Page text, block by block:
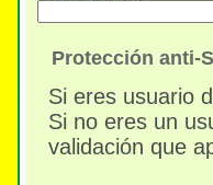
Protección anti-
Si eres usuario
Si no eres un
validación que